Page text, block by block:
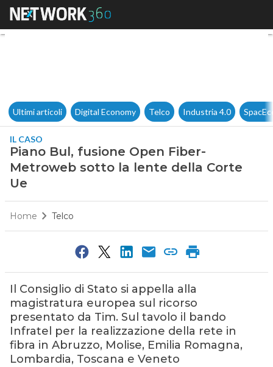
Piano Bul, fusione Open
Ultimi articoli Digital Economy Telco Industria 4.0
IL CASO
Piano Bul, fusione Open Fiber-
Metroweb sotto la lente della Corte
Ue
Home Telco
Il Consiglio di Stato si appella alla
magistratura europea sul ricorso
presentato da Tim. Sul tavolo il bando
Infratel per la realizzazione della rete in
fibra in Abruzzo, Molise, Emilia Romagna,
Lombardia, Toscana e Veneto